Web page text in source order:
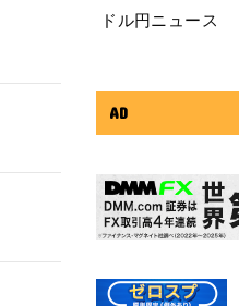
ドル円ニュース
AD